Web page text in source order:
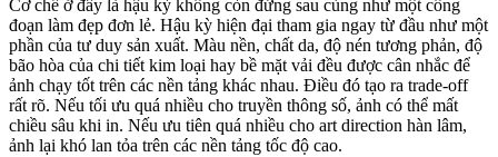
Cơ chế ở đây là hậu kỳ không còn đứng sau cùng như một công
đoạn làm đẹp đơn lẻ. Hậu kỳ hiện đại tham gia ngay từ đầu như một
phần của tư duy sản xuất. Màu nền, chất da, độ nén tương phản, độ
bão hòa của chi tiết kim loại hay bề mặt vải đều được cân nhắc để
ảnh chạy tốt trên các nền tảng khác nhau. Điều đó tạo ra trade-off
rất rõ. Nếu tối ưu quá nhiều cho truyền thông số, ảnh có thể mất
chiều sâu khi in. Nếu ưu tiên quá nhiều cho art direction hàn lâm,
ảnh lại khó lan tỏa trên các nền tảng tốc độ cao.